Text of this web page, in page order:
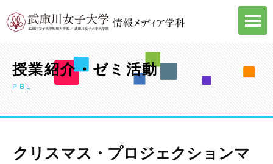
授業紹介・ゼミ活動
PBL
クリスマス・プロジェクションマ